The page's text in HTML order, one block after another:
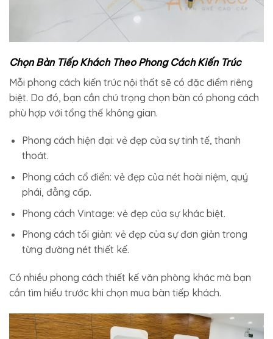
Chọn Bàn Tiếp Khách Theo Phong Cách Kiến Trúc
Mỗi phong cách kiến trúc nội thất sẽ có đặc điểm riêng
biệt. Do đó, bạn cần chú trọng chọn bàn có phong cách
phù hợp với tổng thế không gian.
Phong cách hiện đại: vẻ đẹp của sự tinh tế, thanh
thoát.
Phong cách cổ điển: vẻ đẹp của nét hoài niệm, quý
phái, đẳng cấp.
Phong cách Vintage: vẻ đẹp của sự khác biệt.
Phong cách tối giản: vẻ đẹp của sự đơn giản trong
từng đường nét thiết kế.
Có nhiều phong cách thiết kế văn phòng khác mà bạn
cần tìm hiểu trước khi chọn mua bàn tiếp khách.